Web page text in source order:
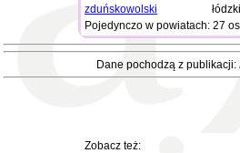
zduńskowolski
Pojedynczo w powiatach: 27
Dane pochodzą z publikacji:
Zobacz też: